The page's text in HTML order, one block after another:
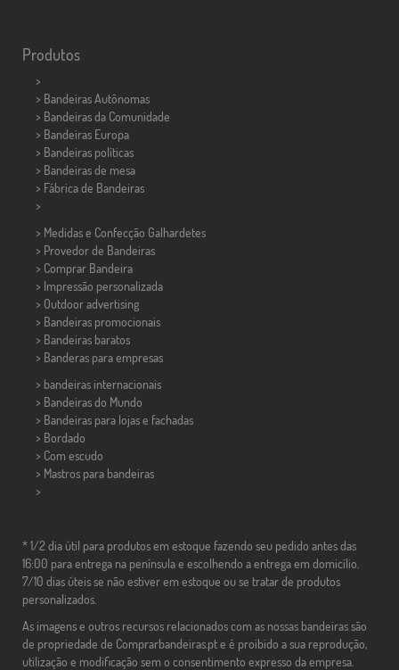
Produtos
>
> Bandeiras Autônomas
> Bandeiras da Comunidade
> Bandeiras Europa
> Bandeiras políticas
> Bandeiras de mesa
> Fábrica de Bandeiras
>
> Medidas e Confecção Galhardetes
> Provedor de Bandeiras
> Comprar Bandeira
> Impressão personalizada
> Outdoor advertising
> Bandeiras promocionais
> Bandeiras baratos
> Banderas para empresas
> bandeiras internacionais
> Bandeiras do Mundo
> Bandeiras para lojas e fachadas
> Bordado
> Com escudo
> Mastros para bandeiras
>
* 1/2 dia útil para produtos em estoque fazendo seu pedido antes das
16:00 para entrega na península e escolhendo a entrega em domicílio.
7/10 dias úteis se não estiver em estoque ou se tratar de produtos
personalizados.
As imagens e outros recursos relacionados com as nossas bandeiras são
de propriedade de Comprarbandeiras.pt e é proibido a sua reprodução,
utilização e modificação sem o consentimento expresso da empresa.